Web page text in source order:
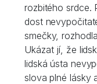
rozbitého srdce.
dost
smečky,
Ukázat jí, že
lidská ústa
slova plné lásky